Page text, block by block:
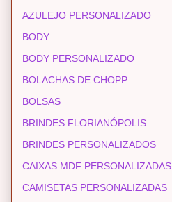
AZULEJO PERSONALIZADO
BODY
BODY PERSONALIZADO
BOLACHAS DE CHOPP
BOLSAS
BRINDES FLORIANÓPOLIS
BRINDES PERSONALIZADOS
CAIXAS MDF PERSONALIZADAS
CAMISETAS PERSONALIZADAS